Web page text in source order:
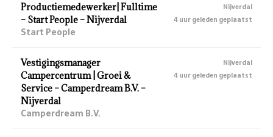
Productiemedewerker| Fulltime
– Start People – Nijverdal
Start People
Nijverdal
4 uur geleden geplaatst
Vestigingsmanager
Campercentrum | Groei &
Service – Camperdream B.V. –
Nijverdal
Camperdream B.V.
Nijverdal
4 uur geleden geplaatst